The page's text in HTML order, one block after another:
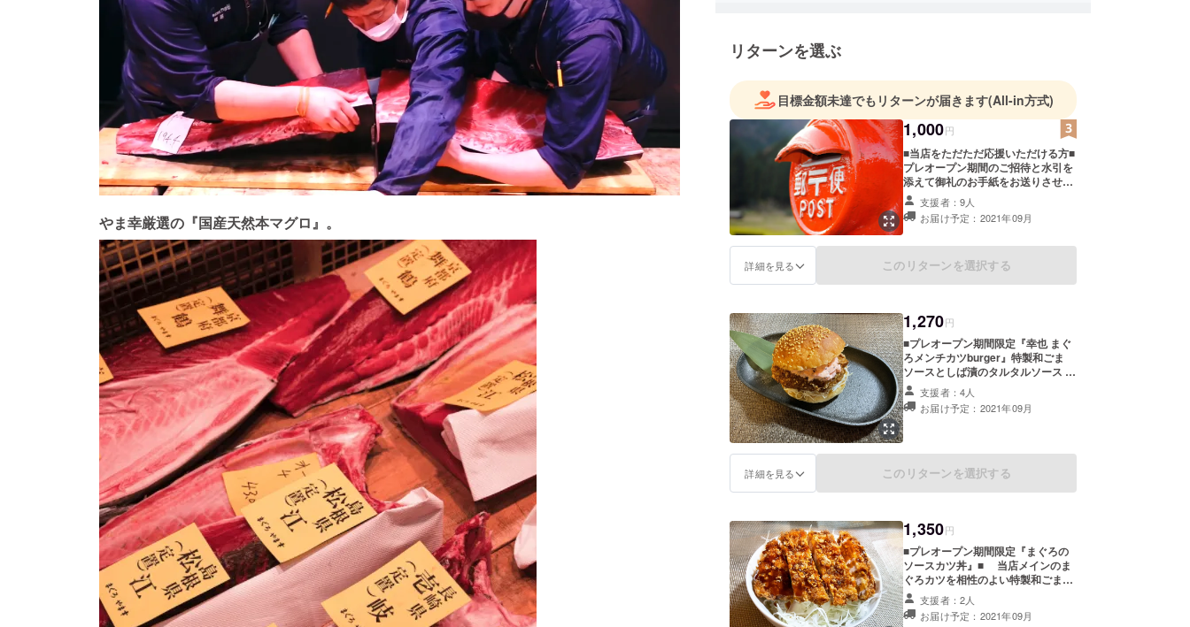
やま幸厳選の『国産天然本マグロ』。
ぜひ、皆様のご支援を賜り、多くの方に知って頂きたいと思
何卒宜しくお願い致します！！
お店のHPやラインアカウントなど今後UP予定です。
そちらもチェックしてみてくださいませ！
リターンを選ぶ
目標金額未達でもリターンが届きます(All-in方式)
1,000円
■当店をただただ応援いただける方■
プレオープン期間のご招待と水引を
添えて御礼のお手紙をお送りさせて
いただきます。
支援者：9人
お届け予定：2021年09月
詳細を見る このリターンを選択する
1,270円
■プレオープン期間限定『幸也 まぐ
ろメンチカツburger』特製和ごま
ソースとしば漬のタルタルソース ■
当店メインのまぐろメンチカツを相
性のよい特製和ごまソースとしば漬
のタルタルソースで お召し上がりい
様のアカウント情報またはご支援い
ただいたことが分かるものをプレ
支援者：4人
お届け予定：2021年09月
詳細を見る このリターンを選択する
1,350円
■プレオープン期間限定『まぐろの
ソースカツ丼』■ 当店メインのま
ぐろカツを相性のよい特製和ごま
ソースでお召し上がりいただく期間
限定のまぐろソースカツ丼。 ※お客
様のアカウント情報またはご支援い
支援者：2人
お届け予定：2021年09月